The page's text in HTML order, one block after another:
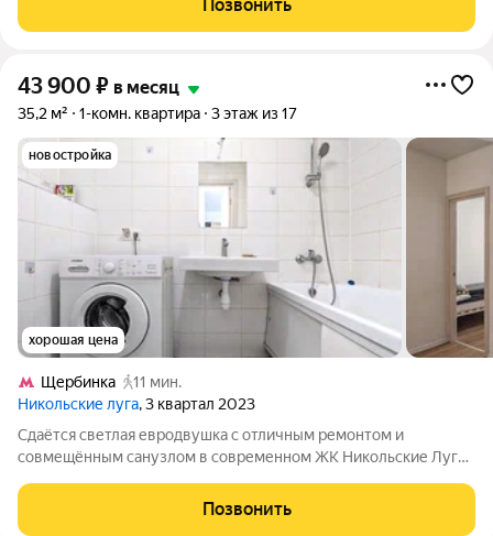
двор, на юг. В
Позвонить
43 900 ₽ в месяц
35,2 м² 1-комн. квартира 3 этаж из 17
новостройка
хорошая цена
Щербинка
11 мин.
Никольские луга, 3 квартал 2023
Сдаётся светлая евродвушка с отличным ремонтом и
совмещённым санузлом в современном ЖК Никольские Луга.
бытовой техникой. В квартире: - Холодильник; - СтиральнаяПозвонить